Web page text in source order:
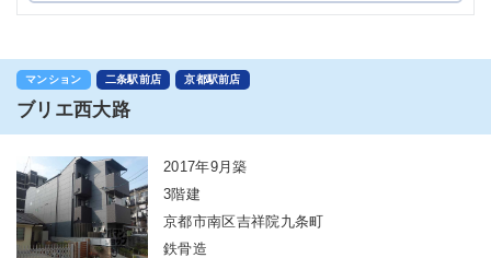
マンション 二条駅前店 京都駅前店
ブリエ西大路
2017年9月築
3階建
京都市南区吉祥院九条町
鉄骨造